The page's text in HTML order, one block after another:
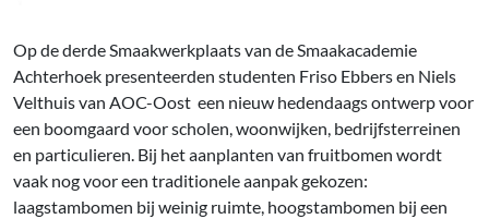
Op de derde Smaakwerkplaats van de Smaakacademie
Achterhoek presenteerden studenten Friso Ebbers en Niels
Velthuis van AOC-Oost een nieuw hedendaags ontwerp voor
een boomgaard voor scholen, woonwijken, bedrijfsterreinen
en particulieren. Bij het aanplanten van fruitbomen wordt
vaak nog voor een traditionele aanpak gekozen:
laagstambomen bij weinig ruimte, hoogstambomen bij een